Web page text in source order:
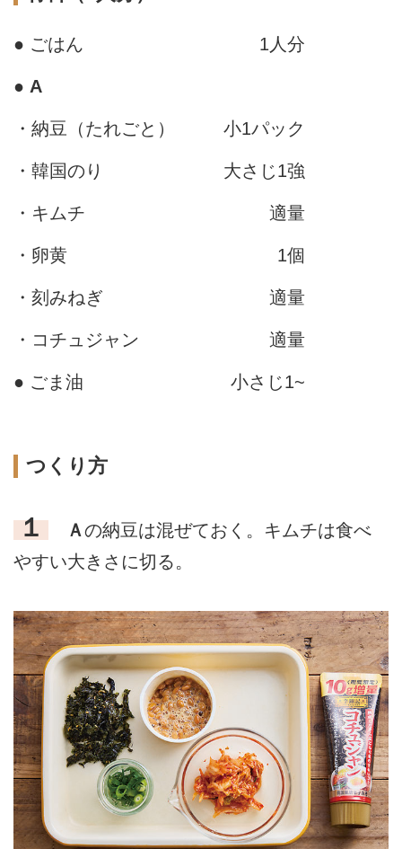
● ごはん 1人分
● A
・納豆（たれごと） 小1パック
・韓国のり 大さじ1強
・キムチ 適量
・卵黄 1個
・刻みねぎ 適量
・コチュジャン 適量
● ごま油 小さじ1~
つくり方
１ Ａの納豆は混ぜておく。キムチは食べ
やすい大きさに切る。